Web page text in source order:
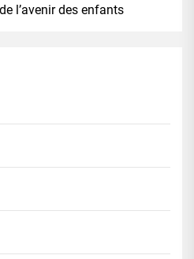
l’avenir des enfants